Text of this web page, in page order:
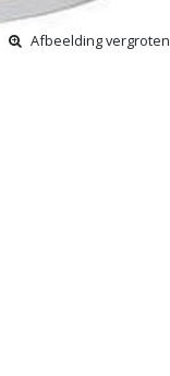
Afbeelding vergroten